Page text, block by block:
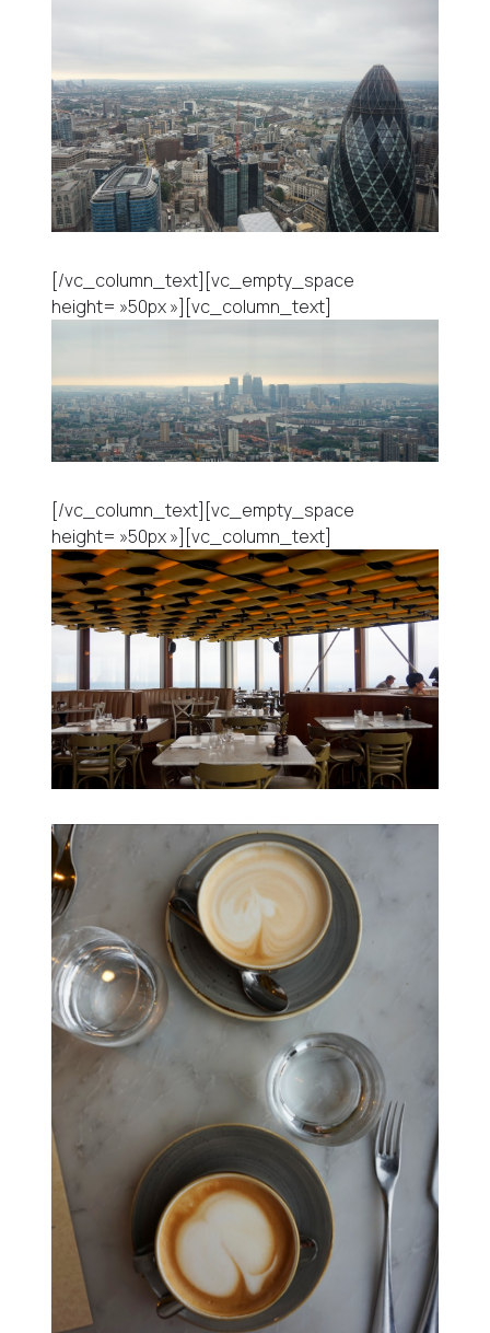
[/vc_column_text][vc_empty_space
height= »50px »][vc_column_text]
[/vc_column_text][vc_empty_space
height= »50px »][vc_column_text]